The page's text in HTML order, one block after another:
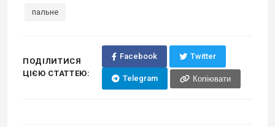
пальне
ПОДІЛИТИСЯ
ЦІЄЮ СТАТТЕЮ:
Facebook Twitter
Telegram Копіювати